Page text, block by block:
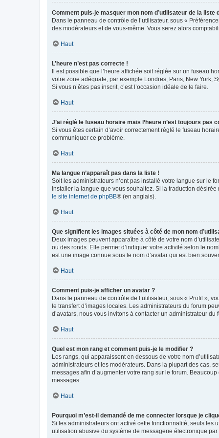
Comment puis-je masquer mon nom d’utilisateur de la liste
Dans le panneau de contrôle de l’utilisateur, sous «
des modérateurs et de vous-même. Vous serez alors
Haut
L’heure n’est pas correcte !
Il est possible que l’heure affichée soit réglée sur un fuseau
votre zone adéquate, par exemple Londres, Paris, New York,
Si vous n’êtes pas inscrit, c’est l’occasion idéale de le faire.
Haut
J’ai réglé le fuseau horaire mais l’heure n’est toujours pas
Si vous êtes certain d’avoir correctement réglé le fuseau
communiquer ce problème.
Haut
Ma langue n’apparaît pas dans la liste !
Soit les administrateurs n’ont pas installé votre langue sur le
installer la langue que vous souhaitez. Si la traduction
le site internet de phpBB® (en anglais).
Haut
Que signifient les images situées à côté de mon nom
Deux images peuvent apparaître à côté de votre nom
ou des ronds. Elle permet d’indiquer votre activité selon le
est une image connue sous le nom d’avatar qui est bien
Haut
Comment puis-je afficher un avatar ?
Dans le panneau de contrôle de l’utilisateur, sous « Profil »,
le transfert d’images locales. Les administrateurs du forum
d’avatars, nous vous invitons à contacter un administrateur du
Haut
Quel est mon rang et comment puis-je le modifier ?
Les rangs, qui apparaissent en dessous de votre nom
administrateurs et les modérateurs. Dans la plupart des cas,
messages afin d’augmenter votre rang sur le forum.
messages.
Haut
Pourquoi m’est-il demandé de me connecter lorsque je
Si les administrateurs ont activé cette fonctionnalité, seuls les
utilisation abusive du système de messagerie électronique